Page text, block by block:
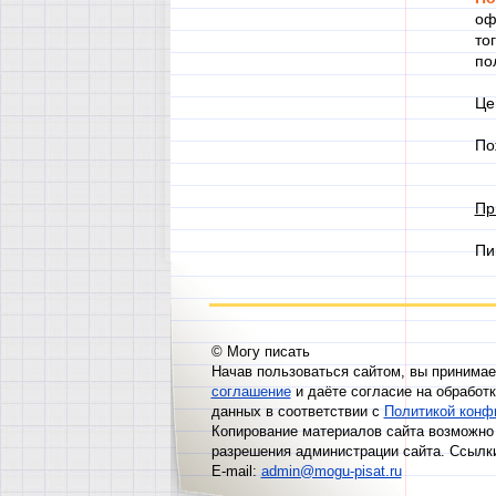
© Могу писать
Начав пользоваться сайтом, вы
соглашениеи даёте согласие на
данных в соответствии сПолитикой
Копирование материалов сайта
разрешения администрации сайта.
E-mail:admin@mogu-pisat.ru